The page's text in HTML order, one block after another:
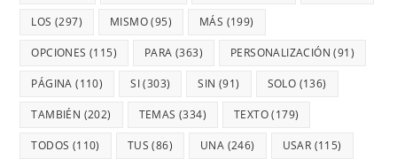
LOS (297) MISMO(95) MÁS (199)
OPCIONES (115) PARA (363) PERSONALIZACIÓN (91)
PÁGINA (110) SI(303) SIN (91) SOLO (136)
TAMBIÉN (202) TEMAS (334) TEXTO(179)
TODOS (110) TUS (86) UNA (246) USAR (115)